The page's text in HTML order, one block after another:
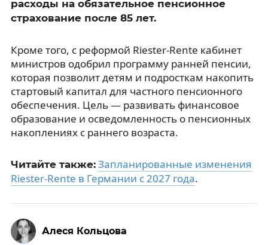
расходы на обязательное пенсионное
страхование после 85 лет.
Кроме того, с реформой Riester-Rente кабинет
министров одобрил программу ранней пенсии,
которая позволит детям и подросткам накопить
стартовый капитал для частного пенсионного
обеспечения. Цель — развивать финансовое
образование и осведомленность о пенсионных
накоплениях с раннего возраста.
Читайте также: Запланированные изменения
Riester-Rente в Германии с 2027 года.
Алеся Кольцова